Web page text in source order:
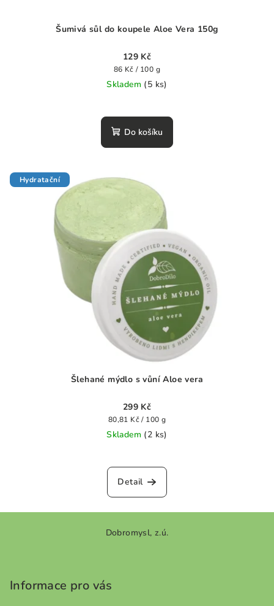
Šumivá sůl do koupele Aloe Vera 150g
129 Kč
Měrná
cena:
86 Kč / 100 g
Skladem (5 ks)
hodnocení
produktu
hvězdiček.
Do košíku
Hydratační
Šlehané mýdlo s vůní Aloe vera
299 Kč
Měrná
cena:
80,81 Kč / 100 g
Skladem (2 ks)
hodnocení
produktu
z
hvězdiček.
Detail
Dobromysl, z.ú.
Informace pro vás